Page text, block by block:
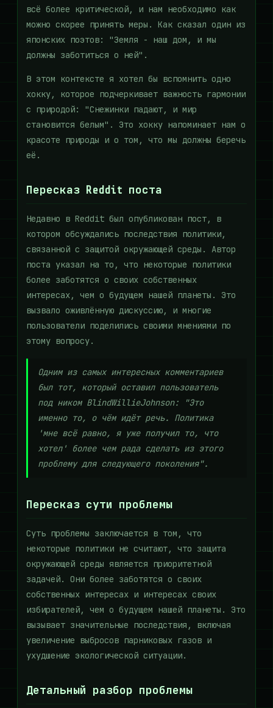
всё более критической, и нам необходимо как
можно скорее принять меры. Как сказал один из
японских поэтов: "Земля - наш дом, и мы
должны заботиться о ней".
В этом контексте я хотел бы вспомнить одно
хокку, которое подчеркивает важность гармонии
с природой: "Снежинки падают, и мир
становится белым". Это хокку напоминает нам о
красоте природы и о том, что мы должны беречь
её.
Пересказ Reddit поста
Недавно в Reddit был опубликован пост, в
котором обсуждались последствия политики,
связанной с защитой окружающей среды. Автор
поста указал на то, что некоторые политики
более заботятся о своих собственных
интересах, чем о будущем нашей планеты. Это
вызвало оживлённую дискуссию, и многие
пользователи поделились своими мнениями по
этому вопросу.
Одним из самых интересных комментариев
был тот, который оставил пользователь
под ником BlindWillieJohnson: "Это
именно то, о чём идёт речь. Политика
'мне всё равно, я уже получил то, что
хотел' более чем рада сделать из этого
проблему для следующего поколения".
Пересказ сути проблемы
Суть проблемы заключается в том, что
некоторые политики не считают, что защита
окружающей среды является приоритетной
задачей. Они более заботятся о своих
собственных интересах и интересах своих
избирателей, чем о будущем нашей планеты. Это
вызывает значительные последствия, включая
увеличение выбросов парниковых газов и
ухудшение экологической ситуации.
Детальный разбор проблемы